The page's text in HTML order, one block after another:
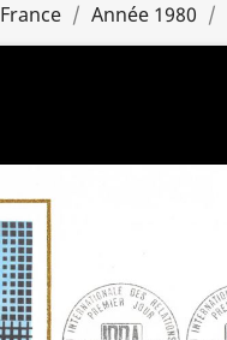
France Année 1980